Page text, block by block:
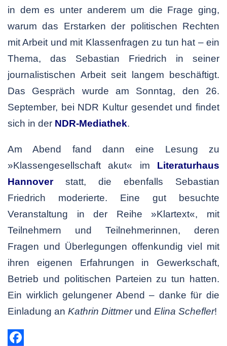
in dem es unter anderem um die Frage ging,
warum das Erstarken der politischen Rechten
mit Arbeit und mit Klassenfragen zu tun hat – ein
Thema, das Sebastian Friedrich in seiner
journalistischen Arbeit seit langem beschäftigt.
Das Gespräch wurde am Sonntag, den 26.
September, bei NDR Kultur gesendet und findet
sich in der NDR-Mediathek.
Am Abend fand dann eine Lesung zu
»Klassengesellschaft akut« im Literaturhaus
Hannoverstatt, die ebenfalls Sebastian
Friedrich moderierte. Eine gut besuchte
Veranstaltung in der Reihe »Klartext«, mit
Teilnehmern und Teilnehmerinnen, deren
Fragen und Überlegungen offenkundig viel mit
ihren eigenen Erfahrungen in Gewerkschaft,
Betrieb und politischen Parteien zu tun hatten.
Ein wirklich gelungener Abend – danke für die
Einladung an Kathrin Dittmerund Elina Schefler!